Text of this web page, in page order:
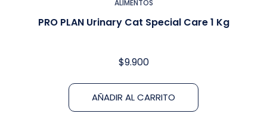
ALIMENTOS
PRO PLAN Urinary Cat Special Care 1 Kg
$9.900
AÑADIR AL CARRITO